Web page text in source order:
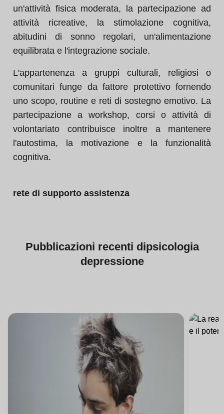
un'attività fisica moderata, la partecipazione ad
attività ricreative, la stimolazione cognitiva,
abitudini di sonno regolari, un'alimentazione
equilibrata e l'integrazione sociale.
L'appartenenza a gruppi culturali, religiosi o
comunitari funge da fattore protettivo fornendo
uno scopo, routine e reti di sostegno emotivo. La
partecipazione a workshop, corsi o attività di
volontariato contribuisce inoltre a mantenere
l'autostima, la motivazione e la funzionalità
cognitiva.
rete di supporto assistenza
Pubblicazioni recenti dipsicologia
depressione